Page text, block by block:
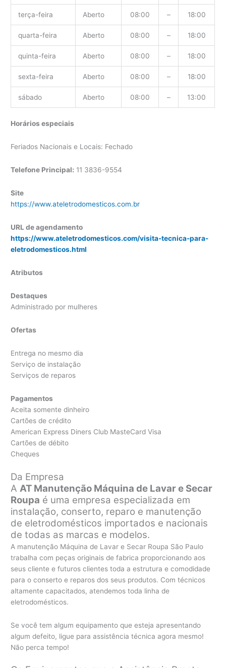
terça-feira Aberto 08:00 – 18:00
quarta-feira Aberto 08:00 – 18:00
quinta-feira Aberto 08:00 – 18:00
sexta-feira Aberto 08:00 – 18:00
sábado Aberto 08:00 – 13:00
Horários especiais
Feriados Nacionais e Locais: Fechado
Telefone Principal: 11 3836-9554
Site
https://www.ateletrodomesticos.com.br
URL de agendamento
https://www.ateletrodomesticos.com/visita-tecnica-para-
eletrodomesticos.html
Atributos
Destaques
Administrado por mulheres
Ofertas
Entrega no mesmo dia
Serviço de instalação
Serviços de reparos
Pagamentos
Aceita somente dinheiro
Cartões de crédito
American Express Diners Club MasteCard Visa
Cartões de débito
Cheques
Da Empresa
AAT Manutenção Máquina de Lavar e Secar
Roupa é uma empresa especializada em
instalação, conserto, reparo e manutenção
de eletrodomésticos importados e nacionais
de todas as marcas e modelos.
A manutenção Máquina de Lavar e Secar Roupa São Paulo
trabalha com peças originais de fabrica proporcionando aos
seus cliente e futuros clientes toda a estrutura e comodidade
para o conserto e reparos dos seus produtos. Com técnicos
altamente capacitados, atendemos toda linha de
eletrodomésticos.
Se você tem algum equipamento que esteja apresentando
algum defeito, ligue para assistência técnica agora mesmo!
Não perca tempo!